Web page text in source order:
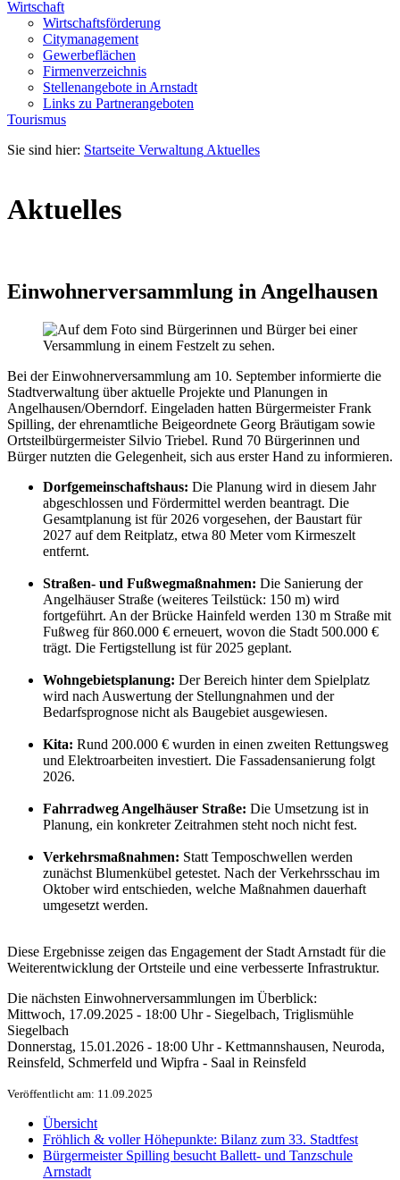
Wirtschaft
Wirtschaftsförderung
Citymanagement
Gewerbeflächen
Firmenverzeichnis
Stellenangebote in Arnstadt
Links zu Partnerangeboten
Tourismus
Sie sind hier: Startseite Verwaltung Aktuelles
Aktuelles
Einwohnerversammlung in Angelhausen
Bei der Einwohnerversammlung am 10. September informierte die
Stadtverwaltung über aktuelle Projekte und Planungen in
Angelhausen/Oberndorf. Eingeladen hatten Bürgermeister Frank
Spilling, der ehrenamtliche Beigeordnete Georg Bräutigam sowie
Ortsteilbürgermeister Silvio Triebel. Rund 70 Bürgerinnen und
Bürger nutzten die Gelegenheit, sich aus erster Hand zu informieren.
Dorfgemeinschaftshaus: Die Planung wird in diesem Jahr
abgeschlossen und Fördermittel werden beantragt. Die
Gesamtplanung ist für 2026 vorgesehen, der Baustart für
2027 auf dem Reitplatz, etwa 80 Meter vom Kirmeszelt
entfernt.
Straßen- und Fußwegmaßnahmen: Die Sanierung der
Angelhäuser Straße (weiteres Teilstück: 150 m) wird
fortgeführt. An der Brücke Hainfeld werden 130 m Straße mit
Fußweg für 860.000 € erneuert, wovon die Stadt 500.000 €
trägt. Die Fertigstellung ist für 2025 geplant.
Wohngebietsplanung: Der Bereich hinter dem Spielplatz
wird nach Auswertung der Stellungnahmen und der
Bedarfsprognose nicht als Baugebiet ausgewiesen.
Kita: Rund 200.000 € wurden in einen zweiten Rettungsweg
und Elektroarbeiten investiert. Die Fassadensanierung folgt
2026.
Fahrradweg Angelhäuser Straße: Die Umsetzung ist in
Planung, ein konkreter Zeitrahmen steht noch nicht fest.
Verkehrsmaßnahmen: Statt Temposchwellen werden
zunächst Blumenkübel getestet. Nach der Verkehrsschau im
Oktober wird entschieden, welche Maßnahmen dauerhaft
umgesetzt werden.
Diese Ergebnisse zeigen das Engagement der Stadt Arnstadt für die
Weiterentwicklung der Ortsteile und eine verbesserte Infrastruktur.
Die nächsten Einwohnerversammlungen im Überblick:
Mittwoch, 17.09.2025 - 18:00 Uhr - Siegelbach, Triglismühle
Siegelbach
Donnerstag, 15.01.2026 - 18:00 Uhr - Kettmannshausen, Neuroda,
Reinsfeld, Schmerfeld und Wipfra - Saal in Reinsfeld
Veröffentlicht am: 11.09.2025
Übersicht
Fröhlich & voller Höhepunkte: Bilanz zum 33. Stadtfest
Bürgermeister Spilling besucht Ballett- und Tanzschule
Arnstadt